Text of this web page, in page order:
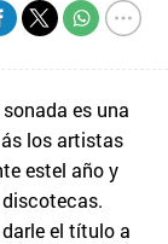
es una
los artistas
estel año y
el título a